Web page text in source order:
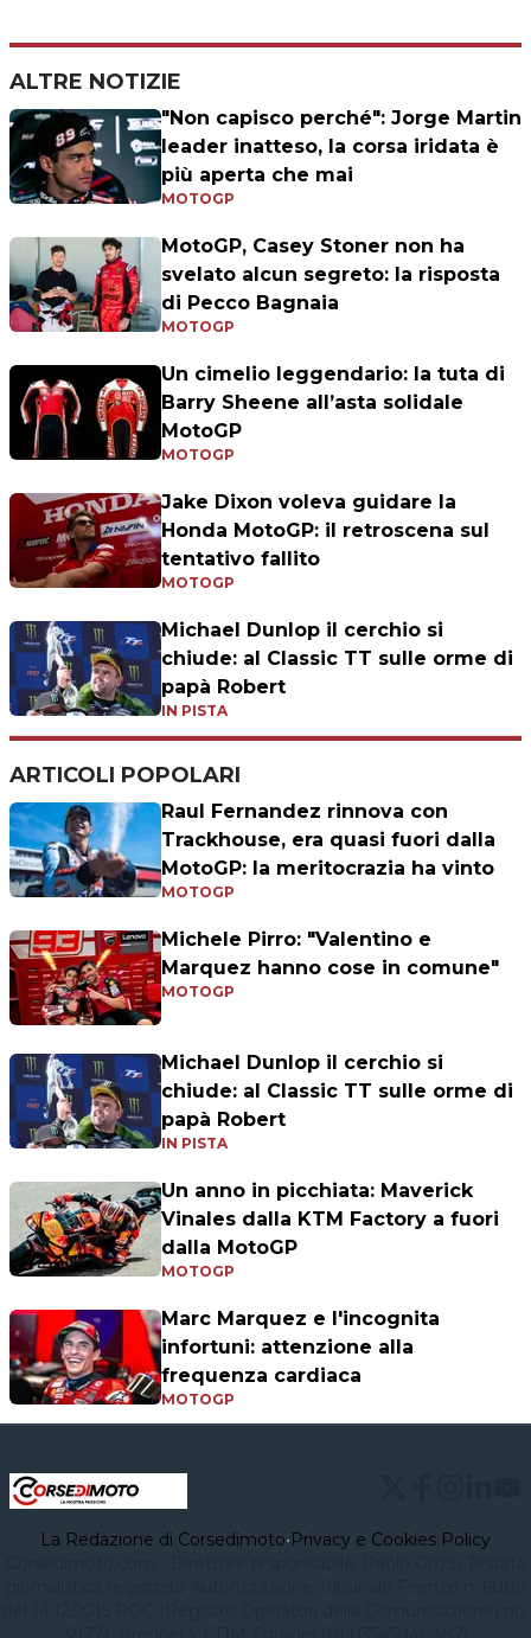
ALTRE NOTIZIE
"Non capisco perché": Jorge Martin
leader inatteso, la corsa iridata è
più aperta che mai
MOTOGP
MotoGP, Casey Stoner non ha
svelato alcun segreto: la risposta
di Pecco Bagnaia
MOTOGP
Un cimelio leggendario: la tuta di
Barry Sheene all’asta solidale
MotoGP
MOTOGP
Jake Dixon voleva guidare la
Honda MotoGP: il retroscena sul
tentativo fallito
MOTOGP
Michael Dunlop il cerchio si
chiude: al Classic TT sulle orme di
papà Robert
IN PISTA
ARTICOLI POPOLARI
Raul Fernandez rinnova con
Trackhouse, era quasi fuori dalla
MotoGP: la meritocrazia ha vinto
MOTOGP
Michele Pirro: "Valentino e
Marquez hanno cose in comune"
MOTOGP
Michael Dunlop il cerchio si
chiude: al Classic TT sulle orme di
papà Robert
IN PISTA
Un anno in picchiata: Maverick
Vinales dalla KTM Factory a fuori
dalla MotoGP
MOTOGP
Marc Marquez e l'incognita
infortuni: attenzione alla
frequenza cardiaca
MOTOGP
La Redazione di Corsedimoto•Privacy e Cookies Policy